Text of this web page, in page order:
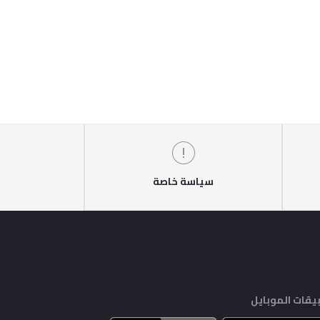
سياسة خاصة
الموبايل